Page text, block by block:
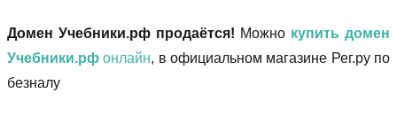
Домен Учебники.рф продаётся! Можно купить домен
Учебники.рф онлайн, в официальном магазине Рег.ру по
безналу